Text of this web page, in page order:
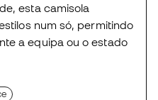
esta camisola
num só, permitindo
a equipa ou o estado